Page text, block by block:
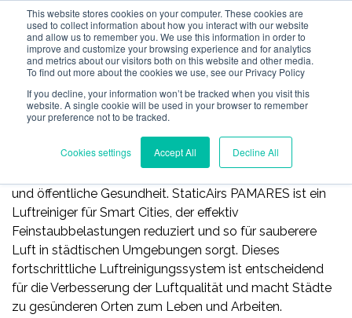
This website stores cookies on your computer. These cookies are
used to collect information about how you interact with our website
and allow us to remember you. We use this information in order to
improve and customize your browsing experience and for analytics
and metrics about our visitors both on this website and other media.
To find out more about the cookies we use, see our Privacy Policy
If you decline, your information won’t be tracked when you visit this
website. A single cookie will be used in your browser to remember
your preference not to be tracked.
Cookies settings Accept All Decline All
Projekte in Smart City
In modernen intelligenten Städten ist die Bekämpfung
und öffentliche Gesundheit. StaticAirs PAMARES ist ein
Luftreiniger für Smart Cities, der effektiv
Feinstaubbelastungen reduziert und so für sauberere
Luft in städtischen Umgebungen sorgt. Dieses
fortschrittliche Luftreinigungssystem ist entscheidend
für die Verbesserung der Luftqualität und macht Städte
zu gesünderen Orten zum Leben und Arbeiten.